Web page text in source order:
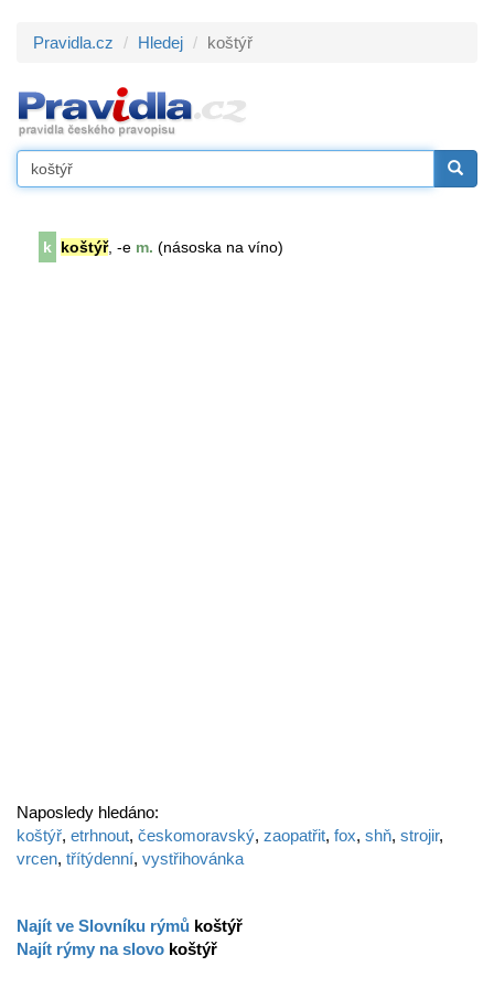
Pravidla.cz Hledej koštýř
k koštýř, -e m. (násoska na víno)
Naposledy hledáno:
koštýř, etrhnout, českomoravský, zaopatřit, fox, shň, strojir,
vrcen, třítýdenní, vystřihovánka
Najít ve Slovníku rýmů koštýř
Najít rýmy na slovo koštýř